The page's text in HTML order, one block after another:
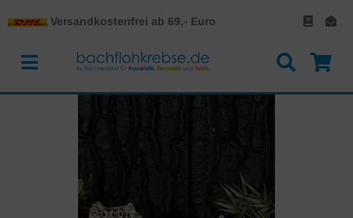
Versandkostenfrei ab 69,- Euro